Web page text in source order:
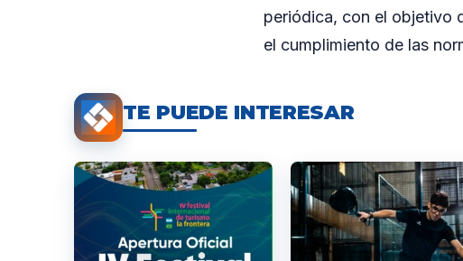
periódica, con el objetivo
el cumplimiento de las
TE PUEDE INTERESAR